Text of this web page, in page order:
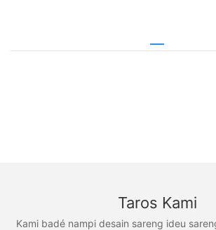
Taros Kami
Kami badé nampi desain sareng ideu